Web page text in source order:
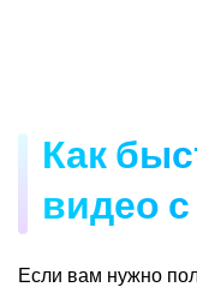
Как
видео с
Если вам нужно